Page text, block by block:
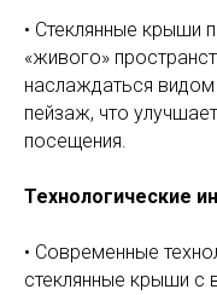
• Стеклянные крыши
«живого»
наслаждаться видом
пейзаж, что
посещения.
Технологические
• Современные
стеклянные крыши с